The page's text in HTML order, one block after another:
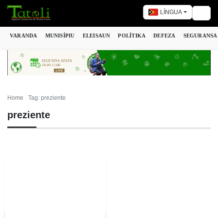
LÍNGUA
VARANDA MUNISÍPIU ELEISAUN POLÍTIKA DEFEZA SEGURANSA
Home Tag: preziente
preziente